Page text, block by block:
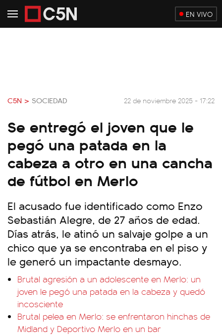
EN VIVO
C5N > SOCIEDAD 22 de noviembre 2025 - 17:22
Se entregó el joven que le
pegó una patada en la
cabeza a otro en una cancha
de fútbol en Merlo
El acusado fue identificado como Enzo
Sebastián Alegre, de 27 años de edad.
Días atrás, le atinó un salvaje golpe a un
chico que ya se encontraba en el piso y
le generó un impactante desmayo.
Brutal agresión a un adolescente en Merlo: un
joven le pegó una patada en la cabeza y quedó
incosciente
Brutal pelea en Merlo: se enfrentaron hinchas de
Midland y Deportivo Merlo en un bar